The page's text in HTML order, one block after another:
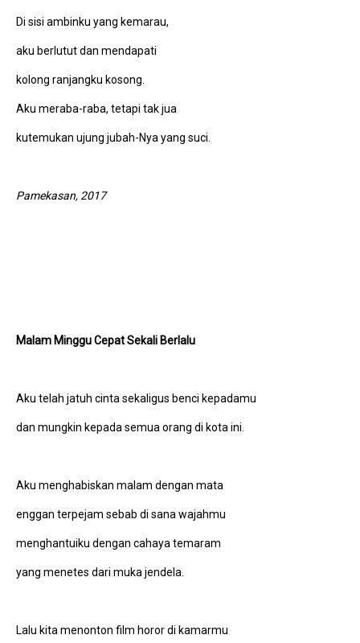
Di sisi ambinku yang kemarau,
aku berlutut dan mendapati
kolong ranjangku kosong.
Aku meraba-raba, tetapi tak jua
kutemukan ujung jubah-Nya yang suci.
Pamekasan, 2017
Malam Minggu Cepat Sekali Berlalu
Aku telah jatuh cinta sekaligus benci kepadamu
dan mungkin kepada semua orang di kota ini.
Aku menghabiskan malam dengan mata
enggan terpejam sebab di sana wajahmu
menghantuiku dengan cahaya temaram
yang menetes dari muka jendela.
Lalu kita menonton film horor di kamarmu